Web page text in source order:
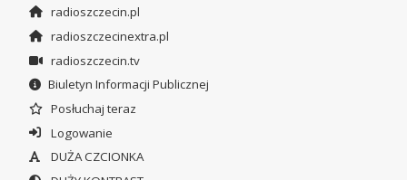
radioszczecin.pl
radioszczecinextra.pl
radioszczecin.tv
Biuletyn Informacji Publicznej
Posłuchaj teraz
Logowanie
DUŻA CZCIONKA